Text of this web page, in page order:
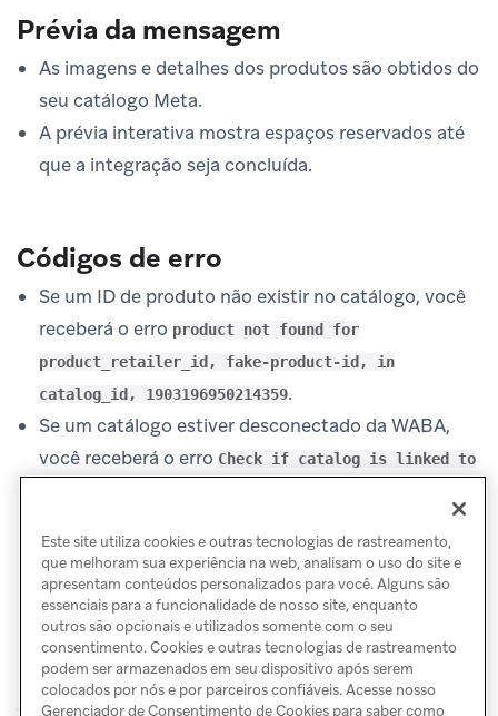
Prévia da mensagem
As imagens e detalhes dos produtos são obtidos do
seu catálogo Meta.
A prévia interativa mostra espaços reservados até
que a integração seja concluída.
Códigos de erro
Se um ID de produto não existir no catálogo, você
receberá o erro product not found for
product_retailer_id, fake-product-id, in
catalog_id, 1903196950214359.
Se um catálogo estiver desconectado da WABA,
você receberá o erro Check if catalog is linked to
Este site utiliza cookies e outras tecnologias de rastreamento,
que melhoram sua experiência na web, analisam o uso do site e
apresentam conteúdos personalizados para você. Alguns são
essenciais para a funcionalidade de nosso site, enquanto
outros são opcionais e utilizados somente com o seu
consentimento. Cookies e outras tecnologias de rastreamento
podem ser armazenados em seu dispositivo após serem
colocados por nós e por parceiros confiáveis. Acesse nosso
Gerenciador de Consentimento de Cookies para saber como